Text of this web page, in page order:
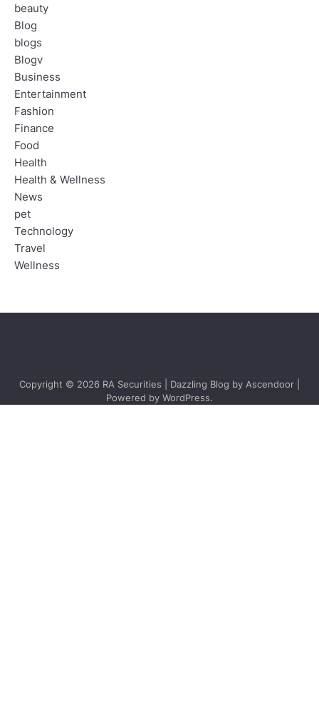
beauty
Blog
blogs
Blogv
Business
Entertainment
Fashion
Finance
Food
Health
Health & Wellness
News
pet
Technology
Travel
Wellness
Copyright © 2026 RA Securities | Dazzling Blog by Ascendoor
Powered by WordPress.